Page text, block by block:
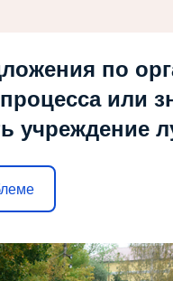
по
или
учреждение